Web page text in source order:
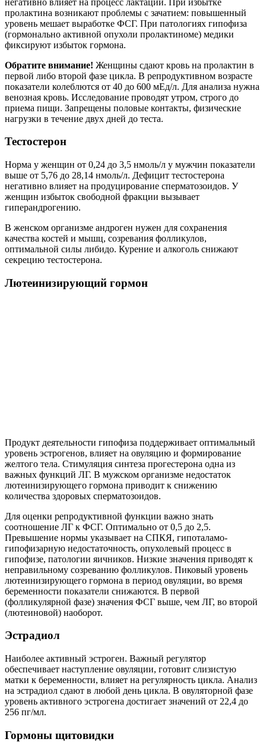
пролактина возникают проблемы с зачатием: повышенный
уровень мешает выработке ФСГ. При патологиях гипофиза
(гормонально активной опухоли пролактиноме) медики
фиксируют избыток гормона.
Обратите внимание! Женщины сдают кровь на пролактин в
первой либо второй фазе цикла. В репродуктивном возрасте
показатели колеблются от 40 до 600 мЕд/л. Для анализа нужна
венозная кровь. Исследование проводят утром, строго до
приема пищи. Запрещены половые контакты, физические
нагрузки в течение двух дней до теста.
Тестостерон
Норма у женщин от 0,24 до 3,5 нмоль/л у мужчин показатели
выше от 5,76 до 28,14 нмоль/л. Дефицит тестостерона
негативно влияет на продуцирование сперматозоидов. У
женщин избыток свободной фракции вызывает
гиперандрогению.
В женском организме андроген нужен для сохранения
качества костей и мышц, созревания фолликулов,
оптимальной силы либидо. Курение и алкоголь снижают
секрецию тестостерона.
Лютеинизирующий гормон
Продукт деятельности гипофиза поддерживает оптимальный
уровень эстрогенов, влияет на овуляцию и формирование
желтого тела. Стимуляция синтеза прогестерона одна из
важных функций ЛГ. В мужском организме недостаток
лютеинизирующего гормона приводит к снижению
количества здоровых сперматозоидов.
Для оценки репродуктивной функции важно знать
соотношение ЛГ к ФСГ. Оптимально от 0,5 до 2,5.
Превышение нормы указывает на СПКЯ, гипоталамо-
гипофизарную недостаточность, опухолевый процесс в
гипофизе, патологии яичников. Низкие значения приводят к
неправильному созреванию фолликулов. Пиковый уровень
лютеинизирующего гормона в период овуляции, во время
беременности показатели снижаются. В первой
(фолликулярной фазе) значения ФСГ выше, чем ЛГ, во второй
(лютеиновой) наоборот.
Эстрадиол
Наиболее активный эстроген. Важный регулятор
обеспечивает наступление овуляции, готовит слизистую
матки к беременности, влияет на регулярность цикла. Анализ
на эстрадиол сдают в любой день цикла. В овуляторной фазе
уровень активного эстрогена достигает значений от 22,4 до
256 пг/мл.
Гормоны щитовидки